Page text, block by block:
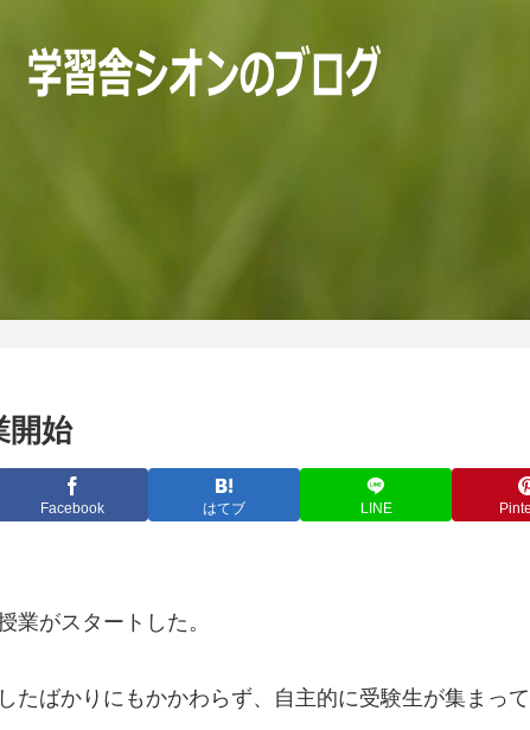
開始
Facebook はてブ LINE
業がスタートした。
たばかりにもかかわらず、自主的に受験生が集まって